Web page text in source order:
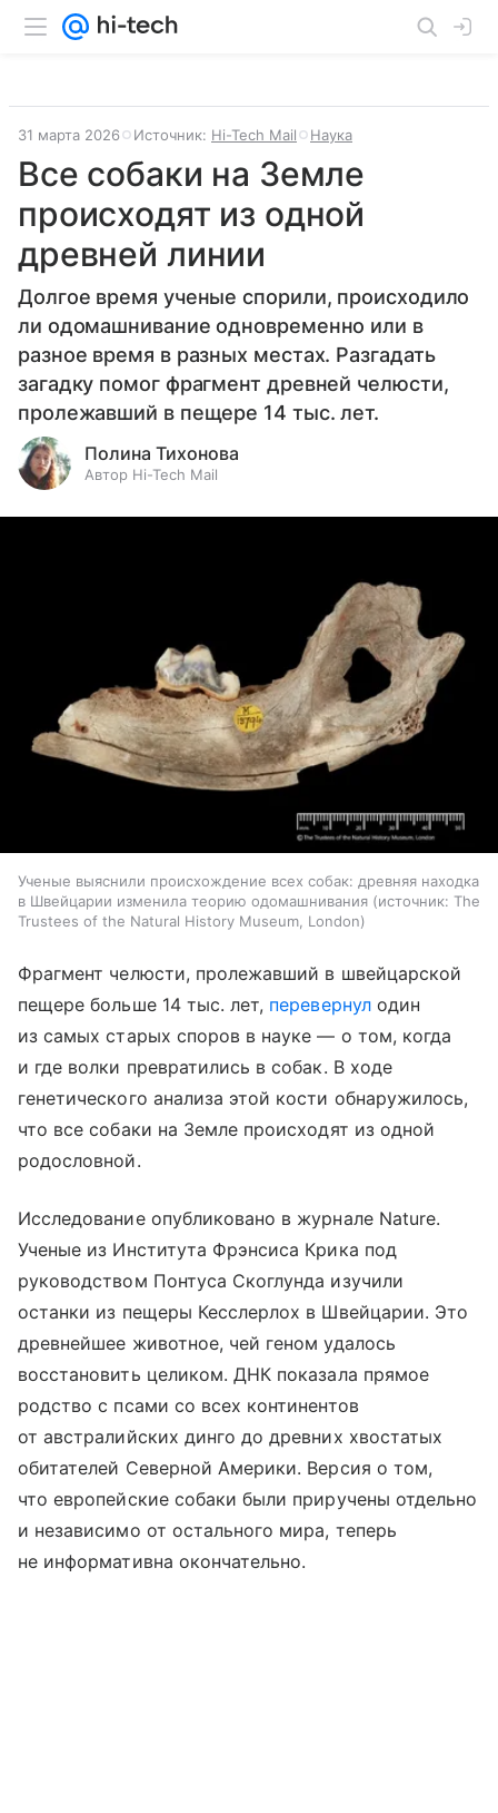
31 марта 2026 Источник: Hi-Tech Mail Наука
Все собаки на Земле
происходят из одной
древней линии
Долгое время ученые спорили, происходило
ли одомашнивание одновременно или в
разное время в разных местах. Разгадать
загадку помог фрагмент древней челюсти,
пролежавший в пещере 14 тыс. лет.
Полина Тихонова
Автор Hi-Tech Mail
Ученые выяснили происхождение всех собак: древняя находка
в Швейцарии изменила теорию одомашнивания
источник: The
Trustees of the Natural History Museum, London
Фрагмент челюсти, пролежавший в швейцарской
пещере больше 14 тыс. лет, перевернулодин
из самых старых споров в науке — о том, когда
и где волки превратились в собак. В ходе
генетического анализа этой кости обнаружилось,
что все собаки на Земле происходят из одной
родословной.
Исследование опубликовано в журнале Nature.
Ученые из Института Фрэнсиса Крика под
руководством Понтуса Скоглунда изучили
останки из пещеры Кесслерлох в Швейцарии. Это
древнейшее животное, чей геном удалось
восстановить целиком. ДНК показала прямое
родство с псами со всех континентов
от австралийских динго до древних хвостатых
обитателей Северной Америки. Версия о том,
что европейские собаки были приручены отдельно
и независимо от остального мира, теперь
не информативна окончательно.